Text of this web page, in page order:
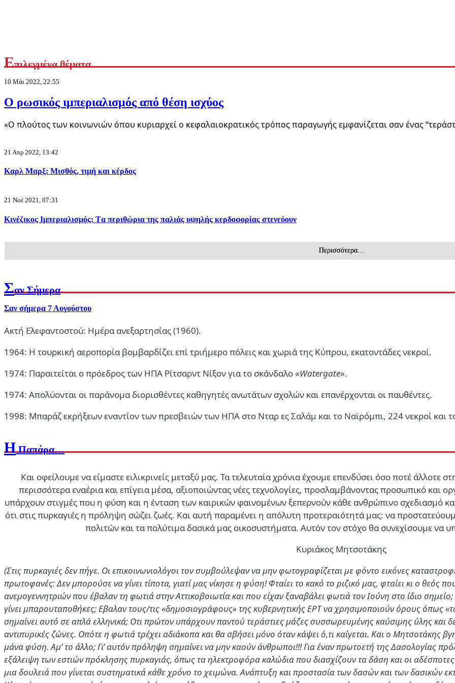
Σαν Σήμερα
Κόντρες
Οικότροφοι Φοιτητικής Εστίας Αθηνών: Κυβέρνηση και ΙΝΕΔΙΒΙΜ δεν έχουν κανένα σχέδιο για το που θα μείνουν εκατοντάδες
6 Αυγ 2026, 18:24
Διεθνή
Λιβανέζος βουλευτής ζητά τον τερματισμό των απευθείας διαπραγματεύσεων με το Ισραήλ
6 Αυγ 2026, 18:18
Επιλεγμένα θέματα
10 Μάι 2022, 22:55
Ο ρωσικός ιμπεριαλισμός από θέση ισχύος
«Ο πλούτος των κοινωνιών όπου κυριαρχεί ο κεφαλαιοκρατικός τρόπος παραγωγής εμφανίζεται σαν ένας
21 Απρ 2022, 13:42
Καρλ Μαρξ: Μισθός, τιμή και κέρδος
21 Νοέ 2021, 07:31
Κινέζικος Ιμπεριαλισμός: Tα περιθώρια της παλιάς υψηλής κερδοφορίας στενεύουν
Περισσότερα…
Σαν Σήμερα
Σαν σήμερα 7 Αυγούστου
Ακτή Ελεφαντοστού: Ημέρα ανεξαρτησίας (1960).
1964: Η τουρκική αεροπορία βομβαρδίζει επί τριήμερο πόλεις και χωριά της Κύπρου, εκατοντάδες νεκροί.
1974: Παραιτείται ο πρόεδρος των ΗΠΑ Ρίτσαρντ Νίξον για το σκάνδαλο «Watergate».
1974: Απολύονται οι παράνομα διορισθέντες καθηγητές ανωτάτων σχολών και επανέρχονται οι παυθέντες.
1998: Μπαράζ εκρήξεων εναντίον των πρεσβειών των ΗΠΑ στο Νταρ ες Σαλάμ και το Ναϊρόμπι, 224 νεκροί και
ΗΠαπάρα…
Και οφείλουμε να είμαστε ειλικρινείς μεταξύ μας. Τα τελευταία χρόνια έχουμε επενδύσει όσο ποτέ άλλοτε
περισσότερα εναέρια και επίγεια μέσα, αξιοποιώντας νέες τεχνολογίες, προσλαμβάνοντας προσωπικό και
υπάρχουν στιγμές που η φύση και η ένταση των καιρικών φαινομένων ξεπερνούν κάθε ανθρώπινο σχεδιασμό
ότι στις πυρκαγιές η πρόληψη σώζει ζωές. Και αυτή παραμένει η απόλυτη προτεραιότητά μας: να
πολιτών και τα πολύτιμα δασικά μας οικοσυστήματα. Αυτόν τον στόχο θα συνεχίσουμε να
Κυριάκος Μητσοτάκης
(Στις πυρκαγιές δεν πήγε. Οι επικοινωνιολόγοι τον συμβούλεψαν να μην φωτογραφίζεται με φόντο εικόνες
πρωτοφανές: Δεν μπορούσε να γίνει τίποτα, γιατί μας νίκησε η φύση! Φταίει το κακό το ριζικό μας, φταίει κι ο θεός
ανεμογεννητριών που έβαλαν τη φωτιά στην Αττικοβοιωτία και που είχαν ξαναβάλει φωτιά τον Ιούνη στο ίδιο
γίνει μπαρουταποθήκες; Εβαλαν τους/τις «δημοσιογράφους» της κυβερνητικής ΕΡΤ να χρησιμοποιούν όρους όπως
σημαίνει αυτό σε απλά ελληνικά; Οτι πρώτον υπάρχουν παντού τεράστιες μάζες συσσωρευμένης καύσιμης ύλης και
αντιπυρικές ζώνες. Οπότε η φωτιά τρέχει αδιάκοπα και θα σβήσει μόνο όταν κάψει ό,τι καίγεται. Και ο Μητσοτάκης
μάνα φύση. Αμ’ το άλλο; Γι’ αυτόν πρόληψη σημαίνει να μην καούν άνθρωποι!!! Για έναν πρωτοετή της Δασολογίας
εξάλειψη των εστιών πρόκλησης πυρκαγιάς, όπως τα ηλεκτροφόρα καλώδια που διασχίζουν τα δάση και οι
μια δουλειά που γίνεται συστηματικά κάθε χρόνο το χειμώνα. Ανάπτυξη και προστασία των δασών και των δασικών